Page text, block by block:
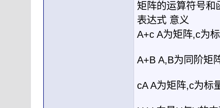
矩阵的运算符号和
表达式 意义
A+c A为矩阵,c为
A+B A,B为同阶矩
cA A为矩阵,c为标